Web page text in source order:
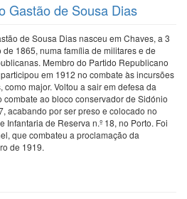
Gastão de Sousa Dias
de Sousa Dias nasceu em Chaves, a 3
de 1865, numa família de militares e de
Membro do Partido Republicano
em 1912 no combate às incursões
como major. Voltou a sair em defesa da
combate ao bloco conservador de Sidónio
acabando por ser preso e colocado no
Infantaria de Reserva n.º 18, no Porto. Foi
que combateu a proclamação da
de 1919.